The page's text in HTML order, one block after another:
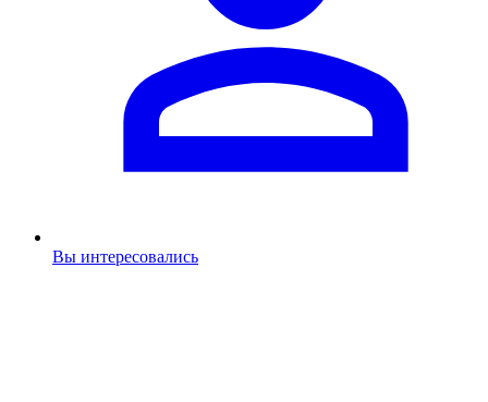
Вы интересовались